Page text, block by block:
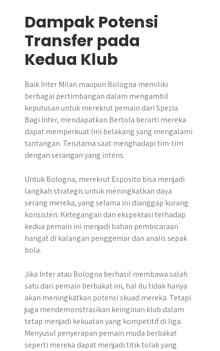
Dampak Potensi
Transfer pada
Kedua Klub
Baik Inter Milan maupun Bologna memiliki
berbagai pertimbangan dalam mengambil
keputusan untuk merekrut pemain dari Spezia.
Bagi Inter, mendapatkan Bertola berarti mereka
dapat memperkuat lini belakang yang mengalami
tantangan. Terutama saat menghadapi tim-tim
dengan serangan yang intens.
Untuk Bologna, merekrut Esposito bisa menjadi
langkah strategis untuk meningkatkan daya
serang mereka, yang selama ini dianggap kurang
konsisten. Ketegangan dan ekspektasi terhadap
kedua pemain ini menjadi bahan pembicaraan
hangat di kalangan penggemar dan analis sepak
bola.
Jika Inter atau Bologna berhasil membawa salah
satu dari pemain berbakat ini, hal itu tidak hanya
akan meningkatkan potensi skuad mereka. Tetapi
juga mendemonstrasikan keinginan klub dalam
tetap menjadi kekuatan yang kompetitif di liga.
Menyusul penyerapan pemain muda berbakat
seperti mereka dapat menjadi titik tolak yang